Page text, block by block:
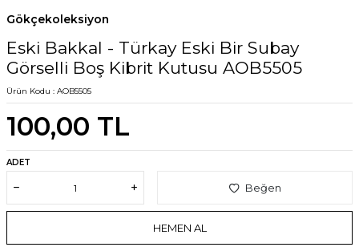
Gökçekoleksiyon
Eski Bakkal - Türkay Eski Bir Subay
Görselli Boş Kibrit Kutusu AOB5505
Ürün Kodu : AOB5505
100,00 TL
ADET
Beğen
HEMEN AL